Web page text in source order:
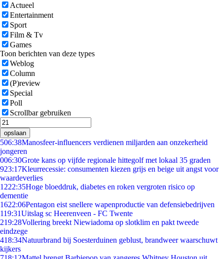
Actueel
Entertainment
Sport
Film & Tv
Games
Toon berichten van deze types
Weblog
Column
(P)review
Special
Poll
Scrollbar gebruiken
opslaan
506:38Manosfeer-influencers verdienen miljarden aan onzekerheid
jongeren
006:30Grote kans op vijfde regionale hittegolf met lokaal 35 graden
923:17Kleurrecessie: consumenten kiezen grijs en beige uit angst voor
waardeverlies
1222:35Hoge bloeddruk, diabetes en roken vergroten risico op
dementie
1622:06Pentagon eist snellere wapenproductie van defensiebedrijven
119:31Uitslag sc Heerenveen - FC Twente
219:28Vollering breekt Niewiadoma op slotklim en pakt tweede
eindzege
418:34Natuurbrand bij Soesterduinen geblust, brandweer waarschuwt
kijkers